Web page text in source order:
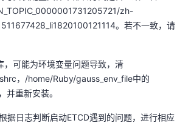
zh-
。若不一致，请
，可能为环境变量问题导致，清
， /home/Ruby/gauss_env_file中的
并重新安装。
据日志判断启动ETCD遇到的问题，进行相应